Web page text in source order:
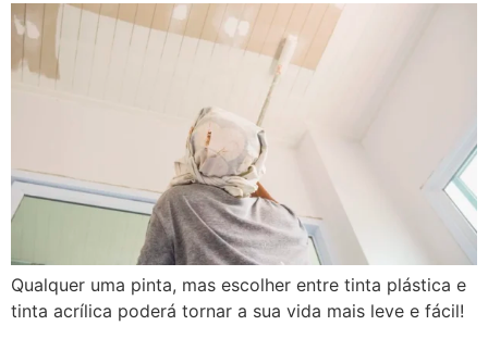
Qualquer uma pinta, mas escolher entre tinta plástica e
tinta acrílica poderá tornar a sua vida mais leve e fácil!